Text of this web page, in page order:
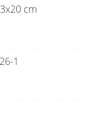
cm
1